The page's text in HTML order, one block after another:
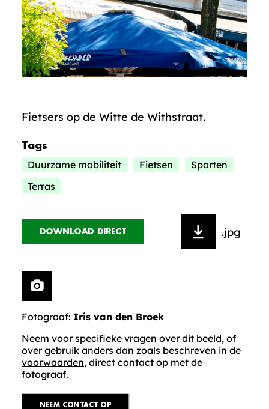
Fietsers op de Witte de Withstraat.
Tags
Duurzame mobiliteit Fietsen
Sporten
Terras
DOWNLOAD DIRECT .jpg
Fotograaf: Iris van den Broek
Neem voor specifieke vragen over dit beeld, of
over gebruik anders dan zoals beschreven in de
voorwaarden, direct contact op met de
fotograaf.
NEEM CONTACT OP